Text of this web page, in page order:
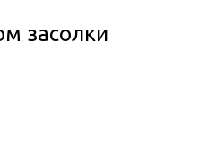
засолки